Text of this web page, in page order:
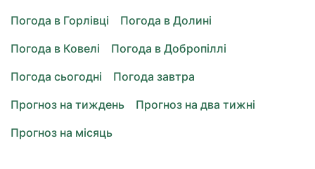
Погода в Горлівці
Погода в Долині
Погода в Ковелі
Погода в Добропіллі
Погода сьогодні
Погода завтра
Прогноз на тиждень
Прогноз на два тижні
Прогноз на місяць